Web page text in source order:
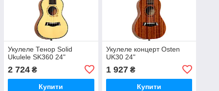
Укулеле Тенор Solid
Ukulele SK360 24"
2 724 ₴
Купити
Укулеле концерт Osten
UK30 24"
1 927₴
Купити